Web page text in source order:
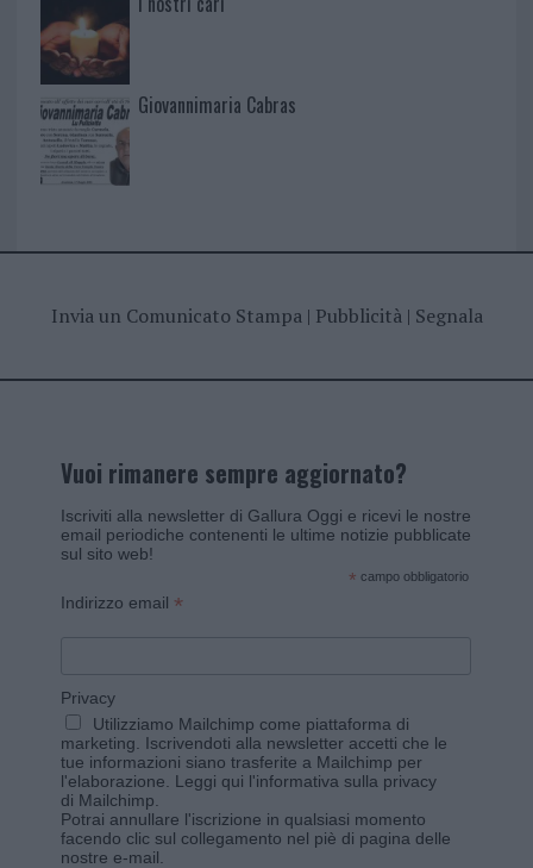
Giovannimaria Cabras
Invia un Comunicato Stampa| Pubblicità| Segnala
Vuoi rimanere sempre aggiornato?
Iscriviti alla newsletter di Gallura Oggi e ricevi le nostre
email periodiche contenenti le ultime notizie pubblicate
sul sito web!
* campo obbligatorio
Indirizzo email *
Privacy
Utilizziamo Mailchimp come piattaforma di
marketing. Iscrivendoti alla newsletter accetti che le
tue informazioni siano trasferite a Mailchimp per
l'elaborazione. Leggi qui l'informativa sulla privacy
di Mailchimp
Potrai annullare l'iscrizione in qualsiasi momento
facendo clic sul collegamento nel piè di pagina delle
nostre e-mail.